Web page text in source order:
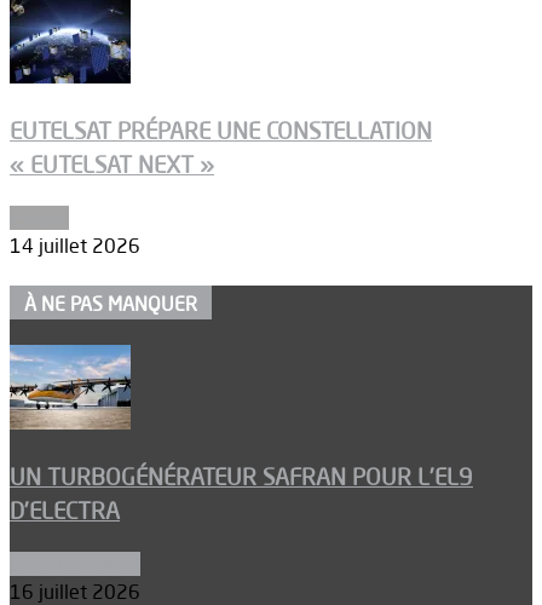
EUTELSAT PRÉPARE UNE CONSTELLATION
« EUTELSAT NEXT »
14 juillet 2026
À NE PAS MANQUER
UN TURBOGÉNÉRATEUR SAFRAN POUR L’EL9
D’ELECTRA
16 juillet 2026